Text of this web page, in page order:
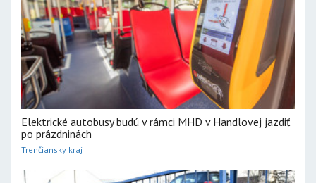
Elektrické autobusy budú v rámci MHD v Handlovej jazdiť
po prázdninách
Trenčiansky kraj